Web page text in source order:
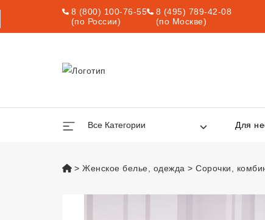
8 (800) 100-76-55
(по России)
8 (495) 789-42-08
(по Москве)
Все Категории Для
vsexshop.ru
Женское белье, одежда Сорочки,